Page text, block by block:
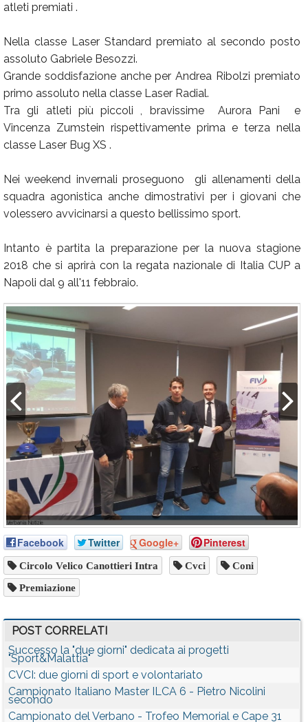
atleti premiati .
Nella classe Laser Standard premiato al secondo posto
assoluto Gabriele Besozzi.
Grande soddisfazione anche per Andrea Ribolzi premiato
primo assoluto nella classe Laser Radial.
Tra gli atleti più piccoli , bravissime Aurora Pani e
Vincenza Zumstein rispettivamente prima e terza nella
classe Laser Bug XS .
Nei weekend invernali proseguono gli allenamenti della
squadra agonistica anche dimostrativi per i giovani che
volessero avvicinarsi a questo bellissimo sport.
Intanto è partita la preparazione per la nuova stagione
2018 che si aprirà con la regata nazionale di Italia CUP a
Napoli dal 9 all'11 febbraio.
Facebook Twitter Google+ Pinterest
Circolo Velico Canottieri Intra Cvci Coni
Premiazione
POST CORRELATI
Successo la "due giorni" dedicata ai progetti
"Sport&Malattia"
CVCI: due giorni di sport e volontariato
Campionato Italiano Master ILCA 6 - Pietro Nicolini
secondo
Campionato del Verbano - Trofeo Memorial e Cape 31